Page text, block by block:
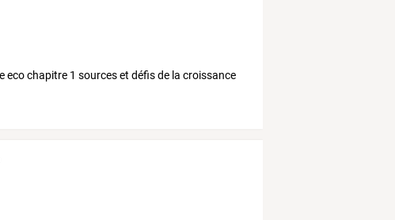
eco chapitre 1 sources et défis de la croissance